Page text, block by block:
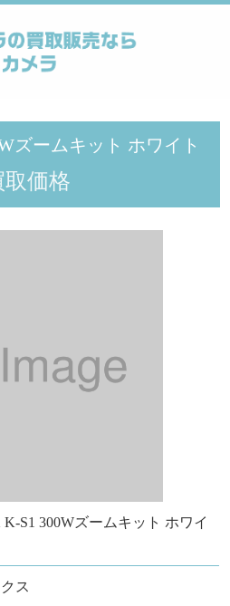
ズームキット ホワイト
取価格
S1 300Wズームキット ホワイ
ス